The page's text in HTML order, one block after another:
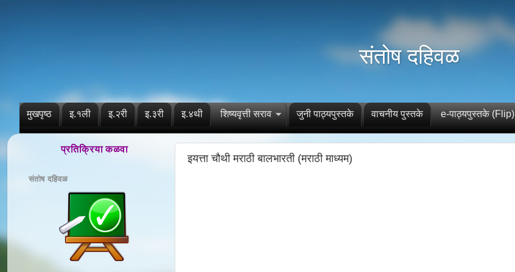
संतोष दहिवळ
मुखपृष्ठ इ.१ली इ.२री इ.३री इ.४थी शिष्यवृत्ती सराव जुनी पाठ्यपुस्तके वाचनीय पुस्तके e-पाठ्यपुस्तके (Flip)
इयत्ता चौथी मराठी बालभारती (मराठी माध्यम)
प्रतिक्रिया कळवा
संतोष दहिवळ